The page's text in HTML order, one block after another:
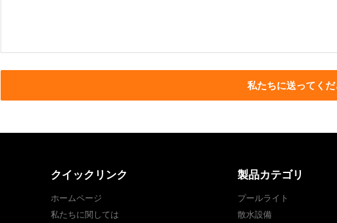
私たちに送ってく
クイックリンク
ホームページ
私たちに関しては
製品カテゴリ
プールライト
散水設備